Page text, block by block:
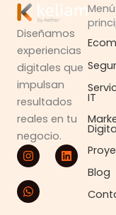
Diseñamos
experiencias
digitales que
impulsan
resultados
reales en tu
negocio.
I
n
s
t
a
g
L
i
n
W
h
a
t
s
a
Menú
IT
Blog